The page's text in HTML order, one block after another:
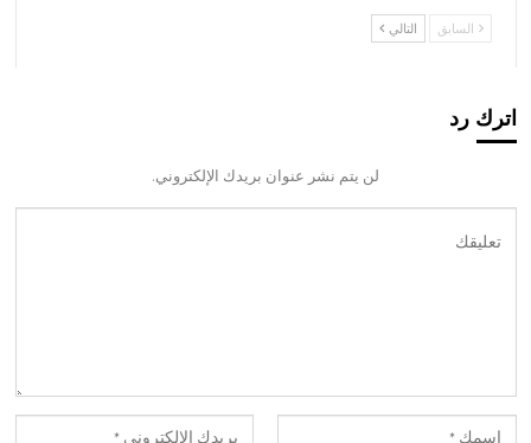
السابق التالي
اترك رد
لن يتم نشر عنوان بريدك الإلكتروني.